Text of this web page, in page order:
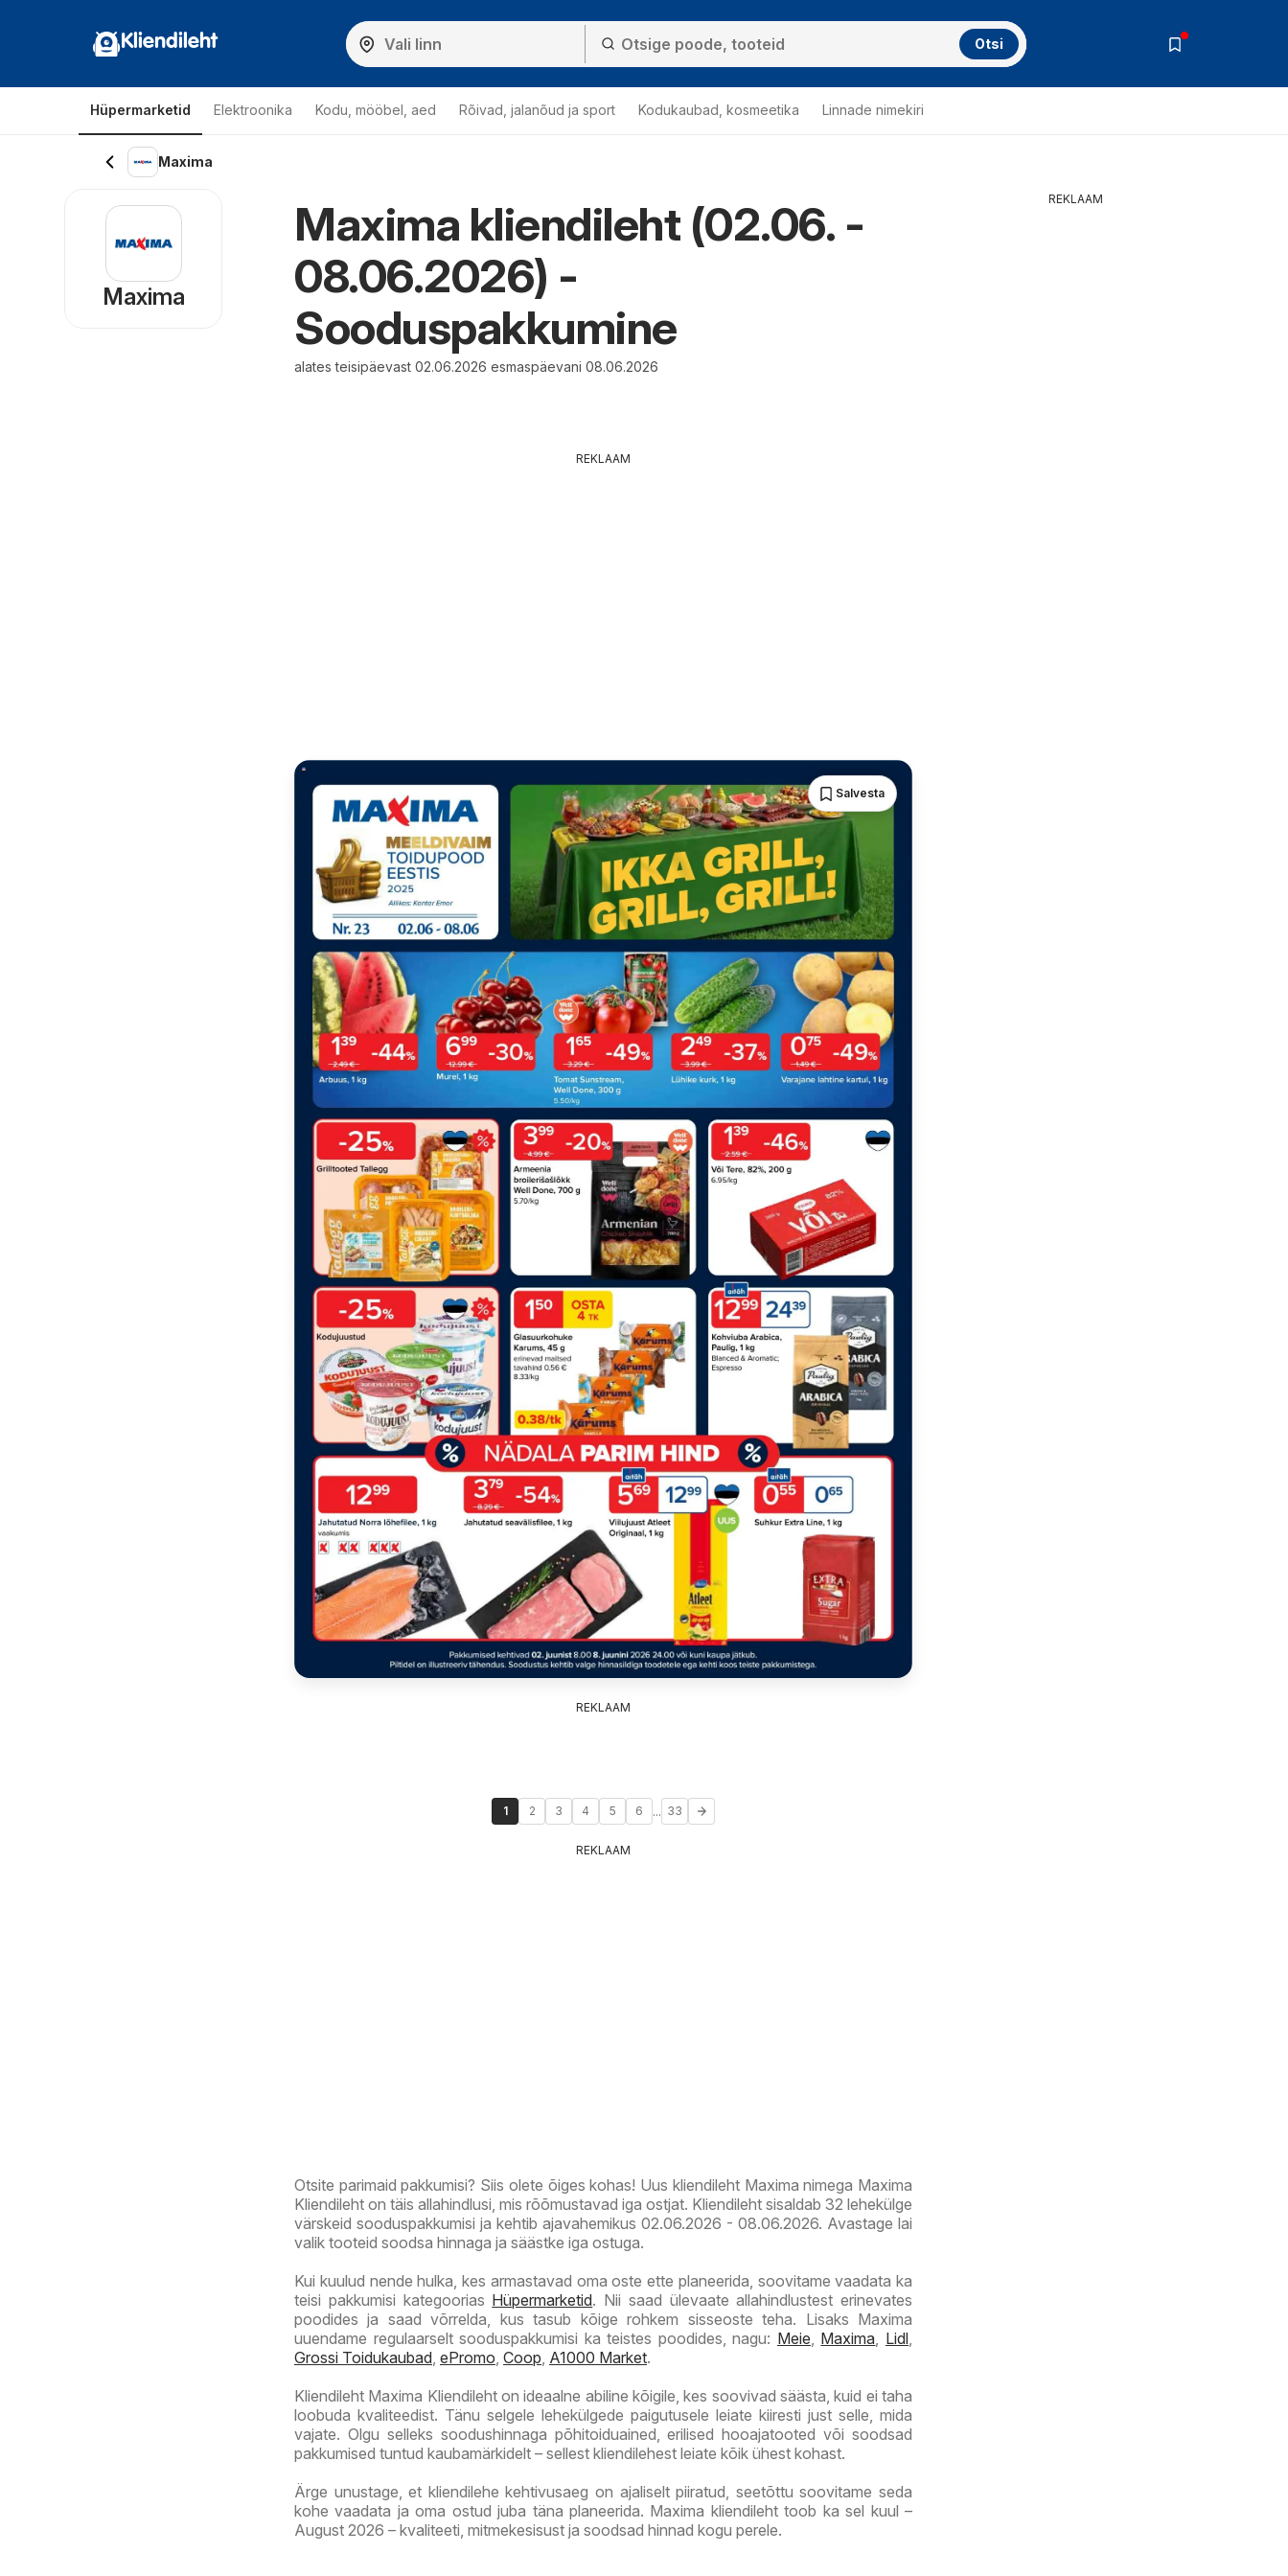
Kliendileht Otsi
Hüpermarketid Elektroonika Kodu, mööbel, aed Rõivad, jalanõud ja sport Kodukaubad, kosmeetika Linnade nimekiri
Maxima
Maxima kliendileht (02.06. -
08.06.2026) -
Sooduspakkumine
alates teisipäevast 02.06.2026 esmaspäevani 08.06.2026
REKLAAM
Salvesta
REKLAAM
1 2 3 4 5 6 ... 33
REKLAAM
Otsite parimaid pakkumisi? Siis olete õiges kohas! Uus kliendileht Maxima nimega Maxima
Kliendileht on täis allahindlusi, mis rõõmustavad iga ostjat. Kliendileht sisaldab 32 lehekülge
värskeid sooduspakkumisi ja kehtib ajavahemikus 02.06.2026 - 08.06.2026. Avastage lai
valik tooteid soodsa hinnaga ja säästke iga ostuga.
Kui kuulud nende hulka, kes armastavad oma oste ette planeerida, soovitame vaadata ka
teisi pakkumisi kategoorias Hüpermarketid. Nii saad ülevaate allahindlustest erinevates
poodides ja saad võrrelda, kus tasub kõige rohkem sisseoste teha. Lisaks Maxima
uuendame regulaarselt sooduspakkumisi ka teistes poodides, nagu: Meie Maxima Lidl
Grossi Toidukaubad ePromo Coop A1000 Market.
Kliendileht Maxima Kliendileht on ideaalne abiline kõigile, kes soovivad säästa, kuid ei taha
loobuda kvaliteedist. Tänu selgele lehekülgede paigutusele leiate kiiresti just selle, mida
vajate. Olgu selleks soodushinnaga põhitoiduained, erilised hooajatooted või soodsad
pakkumised tuntud kaubamärkidelt – sellest kliendilehest leiate kõik ühest kohast.
Ärge unustage, et kliendilehe kehtivusaeg on ajaliselt piiratud, seetõttu soovitame seda
kohe vaadata ja oma ostud juba täna planeerida. Maxima kliendileht toob ka sel kuul –
August 2026 – kvaliteeti, mitmekesisust ja soodsad hinnad kogu perele.
Maxima
REKLAAM